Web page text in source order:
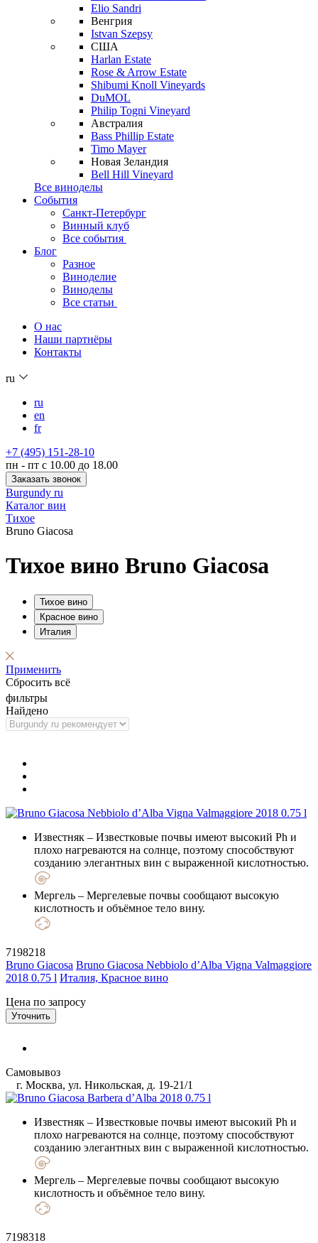
Elio Sandri
Венгрия
Istvan Szepsy
США
Harlan Estate
Rose & Arrow Estate
Shibumi Knoll Vineyards
DuMOL
Philip Togni Vineyard
Австралия
Bass Phillip Estate
Timo Mayer
Новая Зеландия
Bell Hill Vineyard
Все виноделы
События
Санкт-Петербург
Винный клуб
Все события
Блог
Разное
Виноделие
Виноделы
Все статьи
О нас
Наши партнёры
Контакты
ru
ru
en
fr
+7 (495) 151-28-10
пн - пт с 10.00 до 18.00
Заказать звонок
Burgundy ru
Каталог вин
Тихое
Bruno Giacosa
Тихое вино Bruno Giacosa
Тихое вино
Красное вино
Италия
Применить
Сбросить всё
фильтры
Найдено
Известняк – Известковые почвы имеют высокий Ph и
плохо нагреваются на солнце, поэтому способствуют
созданию элегантных вин с выраженной кислотностью.
Мергель – Мергелевые почвы сообщают высокую
кислотность и объёмное тело вину.
7198218
Bruno Giacosa Bruno Giacosa Nebbiolo d’Alba Vigna Valmaggiore
2018 0.75 l Италия, Красное вино
Цена по запросу
Уточнить
Самовывоз
г. Москва, ул. Никольская, д. 19-21/1
Известняк – Известковые почвы имеют высокий Ph и
плохо нагреваются на солнце, поэтому способствуют
созданию элегантных вин с выраженной кислотностью.
Мергель – Мергелевые почвы сообщают высокую
кислотность и объёмное тело вину.
7198318